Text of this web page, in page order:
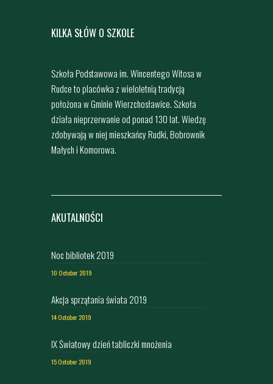
KILKA SŁÓW O SZKOLE
Szkoła Podstawowa im. Wincentego Witosa w
Rudce to placówka z wieloletnią tradycją
położona w Gminie Wierzchosławice. Szkoła
działa nieprzerwanie od ponad 130 lat. Wiedzę
zdobywają w niej mieszkańcy Rudki, Bobrownik
Małych i Komorowa.
AKUTALNOŚCI
Noc bibliotek 2019
10 October 2019
Akcja sprzątania świata 2019
14 October 2019
IX Światowy dzień tabliczki mnożenia
15 October 2019